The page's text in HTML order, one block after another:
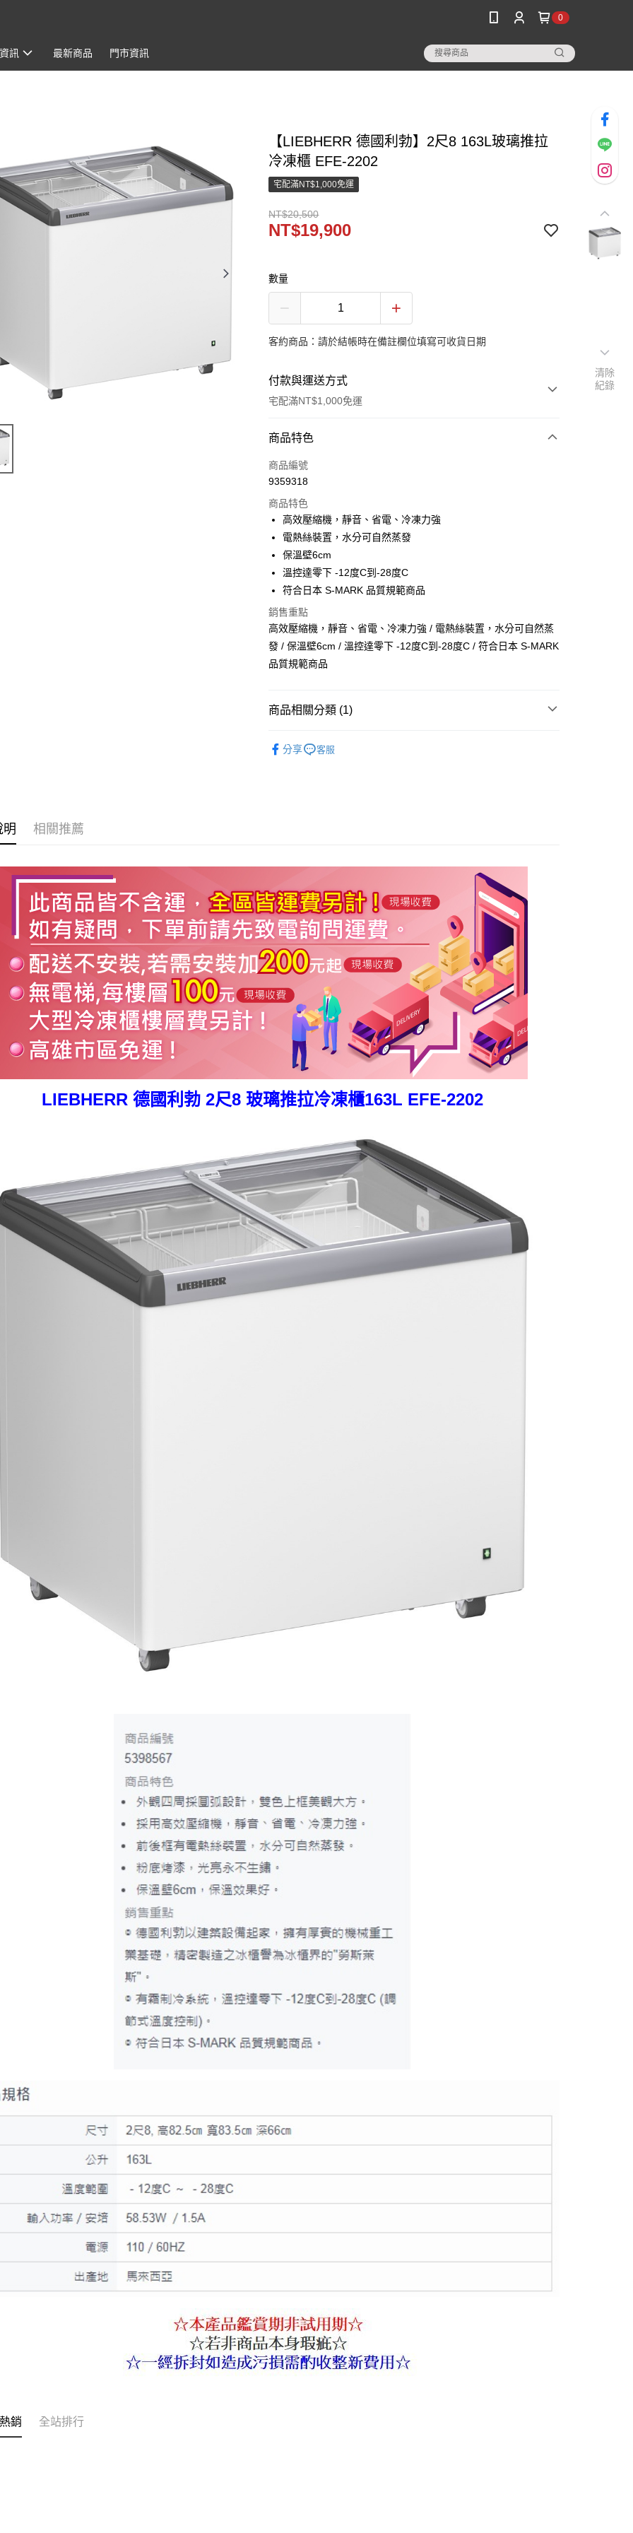
0
訊 最新商品 門市資訊
【LIEBHERR 德國利勃】2尺8 163L玻璃推拉
冷凍櫃 EFE-2202
宅配滿NT$1,000免運
NT$20,500
NT$19,900
數量
客約商品：請於結帳時在備註欄位填寫可收貨日期
付款與運送方式
宅配滿NT$1,000免運
付款方式
信用卡一次付款
街口支付
悠遊付
運送方式
宅配
每筆NT$100，滿NT$1,000(含以上)免運費
貨到付現給宅配司機 (大家電需貨到付款服務 請電洽0977103621)
商品特色
商品編號
9359318
商品特色
高效壓縮機，靜音、省電、冷凍力強
電熱絲裝置，水分可自然蒸發
保溫壁6cm
溫控達零下 -12度C到-28度C
符合日本 S-MARK 品質規範商品
銷售重點
高效壓縮機，靜音、省電、冷凍力強 / 電熱絲裝置，水分可自然蒸
發 / 保溫壁6cm / 溫控達零下 -12度C到-28度C / 符合日本 S-MARK
品質規範商品
商品相關分類 (1)
分享
客服
明 相關推薦
LIEBHERR 德國利勃 2尺8 玻璃推拉冷凍櫃163L EFE-2202
銷 全站排行
清除
紀錄